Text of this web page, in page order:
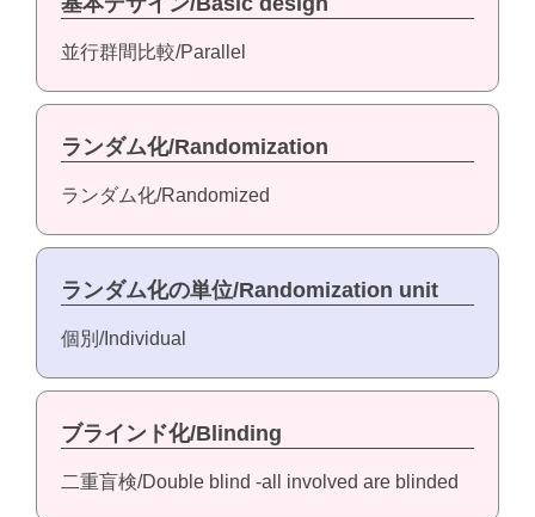
並行群間比較/Parallel
ランダム化/Randomization
ランダム化/Randomized
ランダム化の単位/Randomization unit
個別/Individual
ブラインド化/Blinding
二重盲検/Double blind -all involved are blinded